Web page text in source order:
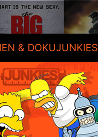
& DOKUJUNKIES